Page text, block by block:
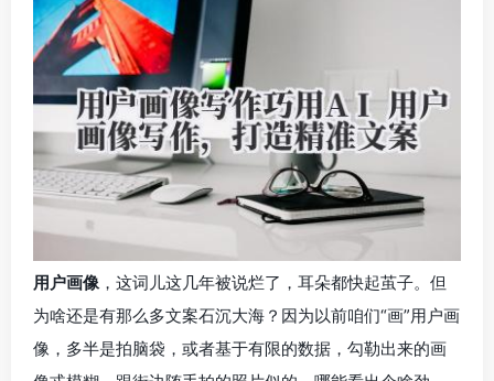
用户画像 ，这词儿这几年被说烂了，耳朵都快起茧子。但
为啥还是有那么多文案石沉大海？因为以前咱们“画”用户画
像，多半是拍脑袋，或者基于有限的数据，勾勒出来的画